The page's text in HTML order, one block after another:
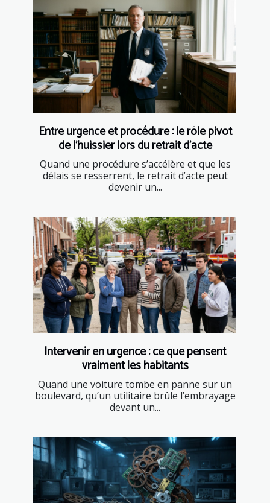
Entre urgence et procédure : le rôle pivot
de l’huissier lors du retrait d’acte
Quand une procédure s’accélère et que les
délais se resserrent, le retrait d’acte peut
devenir un...
Intervenir en urgence : ce que pensent
vraiment les habitants
Quand une voiture tombe en panne sur un
boulevard, qu’un utilitaire brûle l’embrayage
devant un...